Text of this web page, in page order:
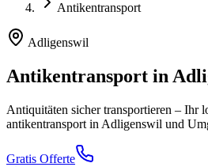
Antikentransport
Adligenswil
Antikentransport in
Antiquitäten sicher transportieren – Ihr
antikentransport in Adligenswil und
Gratis Offerte